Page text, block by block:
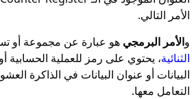
الأمر التالي.
والأمر البرمجي هو عبارة عن مجموعة أو
الثنائية، يحتوي على رمز للعملية الحسابية
البيانات أو عنوان البيانات في الذاكرة
التعامل معها.